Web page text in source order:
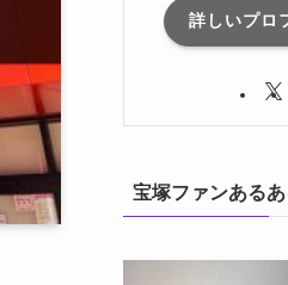
詳しいプロ
宝塚ファンある